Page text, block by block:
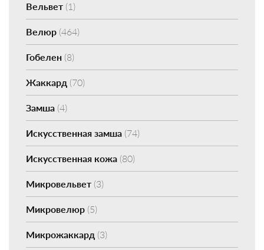
Вельвет (1)
Велюр (464)
Гобелен (8)
Жаккард (70)
Замша (4)
Искусственная замша (74)
Искусственная кожа (80)
Микровельвет (3)
Микровелюр (5)
Микрожаккард (3)